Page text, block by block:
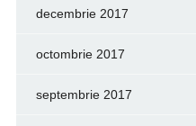
decembrie 2017
octombrie 2017
septembrie 2017